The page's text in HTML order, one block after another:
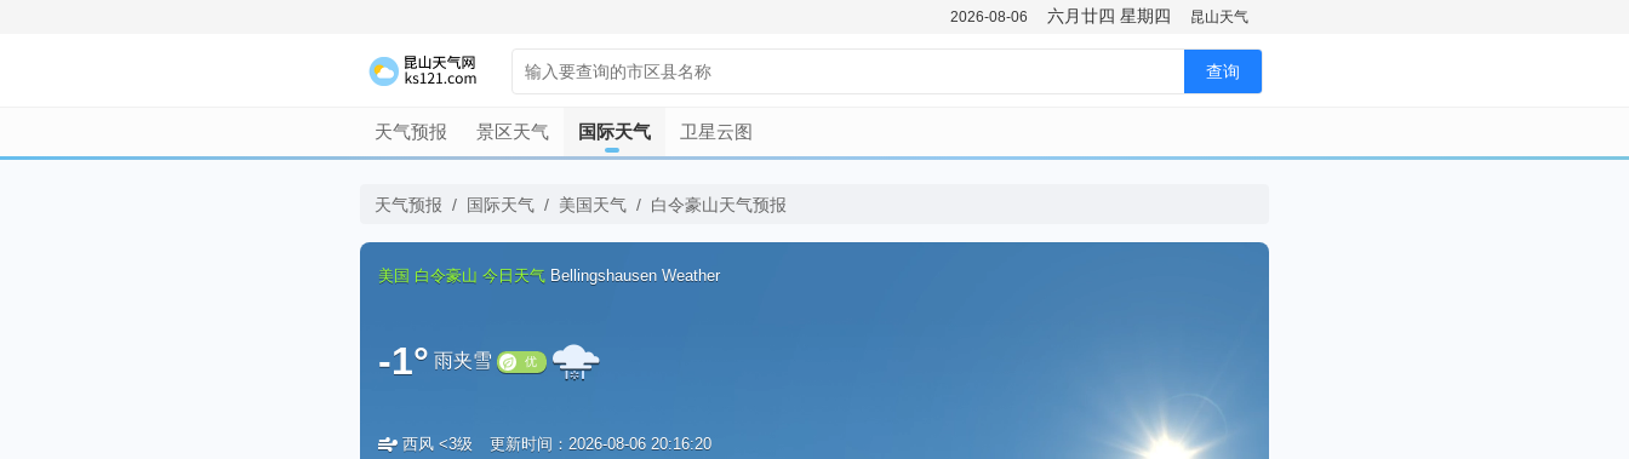
2026-08-06 六月廿四 星期四 昆山天气
查询
天气预报 景区天气 国际天气 卫星云图
天气预报 / 国际天气 / 美国天气 / 白令豪山天气预报
美国 白令豪山 今日天气 Bellingshausen Weather
-1° 雨夹雪
西风 <3级 更新时间：2026-08-06 20:16:20